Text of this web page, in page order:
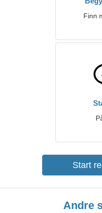
Finn
Start
Andre